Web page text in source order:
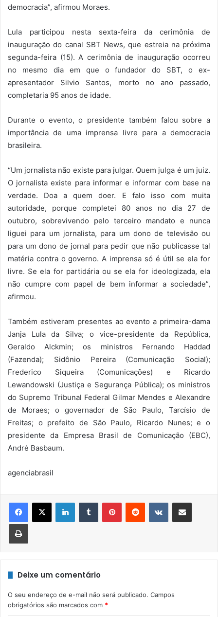
democracia”, afirmou Moraes.
Lula participou nesta sexta-feira da cerimônia de
inauguração do canal SBT News, que estreia na próxima
segunda-feira (15). A cerimônia de inauguração ocorreu
no mesmo dia em que o fundador do SBT, o ex-
apresentador Silvio Santos, morto no ano passado,
completaria 95 anos de idade.
Durante o evento, o presidente também falou sobre a
importância de uma imprensa livre para a democracia
brasileira.
“Um jornalista não existe para julgar. Quem julga é um juiz.
O jornalista existe para informar e informar com base na
verdade. Doa a quem doer. E falo isso com muita
autoridade, porque completei 80 anos no dia 27 de
outubro, sobrevivendo pelo terceiro mandato e nunca
liguei para um jornalista, para um dono de televisão ou
para um dono de jornal para pedir que não publicasse tal
matéria contra o governo. A imprensa só é útil se ela for
livre. Se ela for partidária ou se ela for ideologizada, ela
não cumpre com papel de bem informar a sociedade”,
afirmou.
Também estiveram presentes ao evento a primeira-dama
Janja Lula da Silva; o vice-presidente da República,
Geraldo Alckmin; os ministros Fernando Haddad
(Fazenda); Sidônio Pereira (Comunicação Social);
Frederico Siqueira (Comunicações) e Ricardo
Lewandowski (Justiça e Segurança Pública); os ministros
do Supremo Tribunal Federal Gilmar Mendes e Alexandre
de Moraes; o governador de São Paulo, Tarcísio de
Freitas; o prefeito de São Paulo, Ricardo Nunes; e o
presidente da Empresa Brasil de Comunicação (EBC),
André Basbaum.
agenciabrasil
LinkedinTumblr PinterestReddit VK Compartilhar via e-mail
Imprimir
Deixe um comentário
O seu endereço de e-mail não será publicado. Campos
obrigatórios são marcados com *